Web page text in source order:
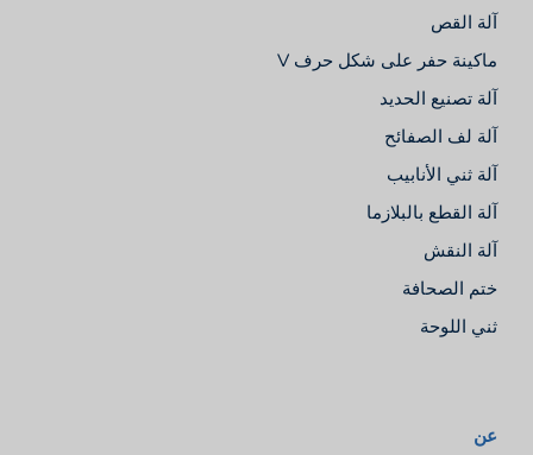
آلة القص
ماكينة حفر على شكل حرف V
آلة تصنيع الحديد
آلة لف الصفائح
آلة ثني الأنابيب
آلة القطع بالبلازما
آلة النقش
ختم الصحافة
ثني اللوحة
عن